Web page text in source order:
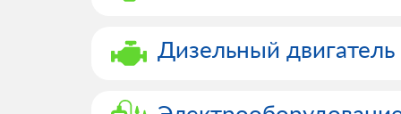
Дизельный двигатель